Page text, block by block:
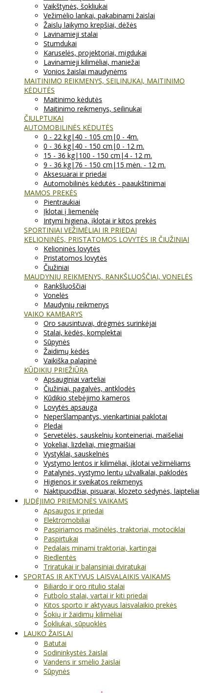
Vaikštynės, šokliukai
Vežimėlio lankai, pakabinami žaislai
Žaislų laikymo krepšiai, dėžės
Lavinamieji stalai
Stumdukai
Karuselės, projektoriai, migdukai
Lavinamieji kilimėliai, maniežai
Vonios žaislai maudynėms
MAITINIMO REIKMENYS, SEILINUKAI, MAITINIMO
KĖDUTĖS
Maitinimo kėdutės
Maitinimo reikmenys, seilinukai
ČIULPTUKAI
AUTOMOBILINĖS KĖDUTĖS
0 - 22 kg|40 - 105 cm|0 - 4m.
0 - 36 kg|40 - 150 cm|0 - 12 m.
15 - 36 kg|100 - 150 cm|4 - 12 m.
9 - 36 kg|76 - 150 cm|15 mėn. - 12 m.
Aksesuarai ir priedai
Automobilinės kėdutės - paaukštinimai
MAMOS PREKĖS
Pientraukiai
Įklotai į liemenėlę
Intymi higiena, įklotai ir kitos prekės
SPORTINIAI VEŽIMĖLIAI IR PRIEDAI
KELIONINĖS, PRISTATOMOS LOVYTĖS IR ČIUŽINIAI
Kelioninės lovytės
Pristatomos lovytės
Čiužiniai
MAUDYNIŲ REIKMENYS, RANKŠLUOŠČIAI, VONELĖS
Rankšluoščiai
Vonelės
Maudynių reikmenys
VAIKO KAMBARYS
Oro sausintuvai, drėgmės surinkėjai
Stalai, kėdės, komplektai
Sūpynės
Žaidimų kėdės
Vaikiška palapinė
KŪDIKIŲ PRIEŽIŪRA
Apsauginiai varteliai
Čiužiniai, pagalvės, antklodės
Kūdikio stebėjimo kameros
Lovytės apsauga
Neperšlampantys, vienkartiniai paklotai
Pledai
Servetėlės, sauskelnių konteineriai, maišeliai
Vokeliai, lizdeliai, miegmaišiai
Vystyklai, sauskelnės
Vystymo lentos ir kilimėliai, įklotai vežimėliams
Patalynės, vystymo lentų užvalkalai, paklodės
Higienos ir sveikatos reikmenys
Naktipuodžiai, pisuarai, klozeto sėdynės, laipteliai
JUDĖJIMO PRIEMONĖS VAIKAMS
Apsaugos ir priedai
Elektromobiliai
Paspiriamos mašinėlės, traktoriai, motociklai
Paspirtukai
Pedalais minami traktoriai, kartingai
Riedlentės
Triratukai ir balansiniai dviratukai
SPORTAS IR AKTYVUS LAISVALAIKIS VAIKAMS
Biliardo ir oro ritulio stalai
Futbolo stalai, vartai ir kiti priedai
Kitos sporto ir aktyvaus laisvalaikio prekės
Šokių ir žaidimų kilimėliai
Šokliukai, sūpuoklės
LAUKO ŽAISLAI
Batutai
Sodininkystės žaislai
Vandens ir smėlio žaislai
Sūpynės